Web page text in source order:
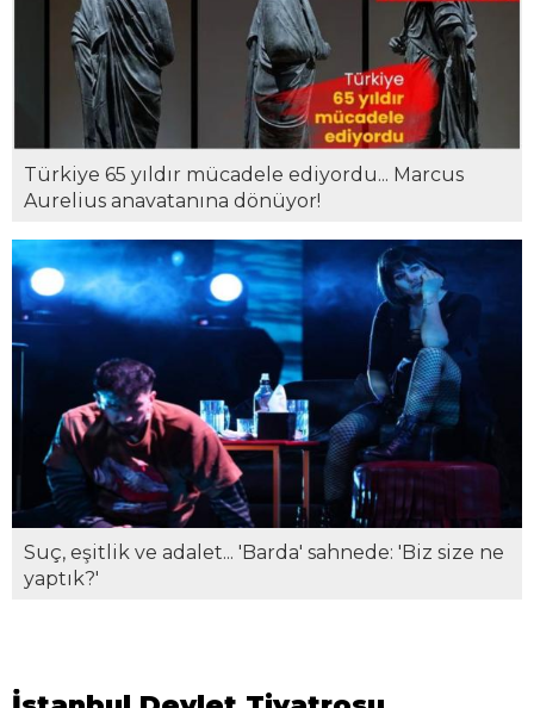
Türkiye 65 yıldır mücadele ediyordu... Marcus
Aurelius anavatanına dönüyor!
Suç, eşitlik ve adalet... 'Barda' sahnede: 'Biz size ne
yaptık?'